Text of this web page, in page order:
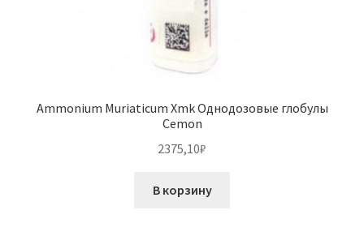
Ammonium Muriaticum Xmk Однодозовые глобулы
Cemon
2375,10₽
В корзину